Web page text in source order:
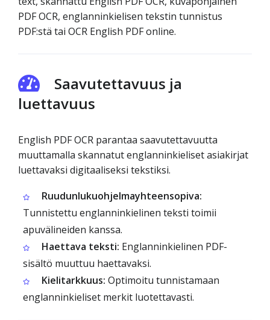
PDF OCR, englanninkielisen tekstin tunnistus
PDF:stä tai OCR English PDF online.
Saavutettavuus ja
luettavuus
English PDF OCR parantaa saavutettavuutta
muuttamalla skannatut englanninkieliset asiakirjat
luettavaksi digitaaliseksi tekstiksi.
Ruudunlukuohjelmayhteensopiva:
Tunnistettu englanninkielinen teksti toimii
apuvälineiden kanssa.
Haettava teksti: Englanninkielinen PDF-
sisältö muuttuu haettavaksi.
Kielitarkkuus: Optimoitu tunnistamaan
englanninkieliset merkit luotettavasti.